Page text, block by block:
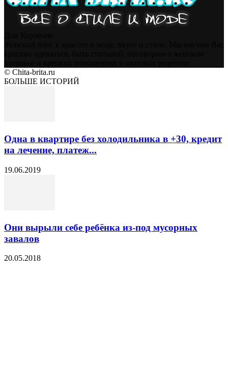
© Chita-brita.ru
БОЛЬШЕ ИСТОРИЙ
Одна в квартире без холодильника в +30, кредит
на лечение, платеж...
19.06.2019
Они вырыли себе ребёнка из-под мусорных
завалов
20.05.2018